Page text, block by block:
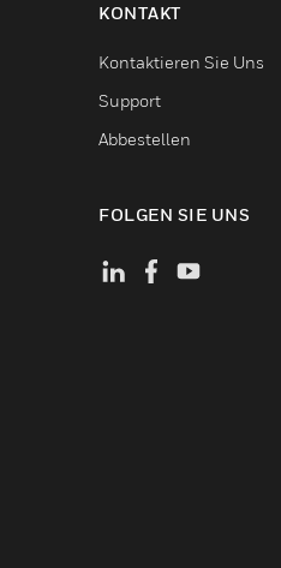
KONTAKT
Kontaktieren Sie Uns
Support
Abbestellen
FOLGEN SIE UNS